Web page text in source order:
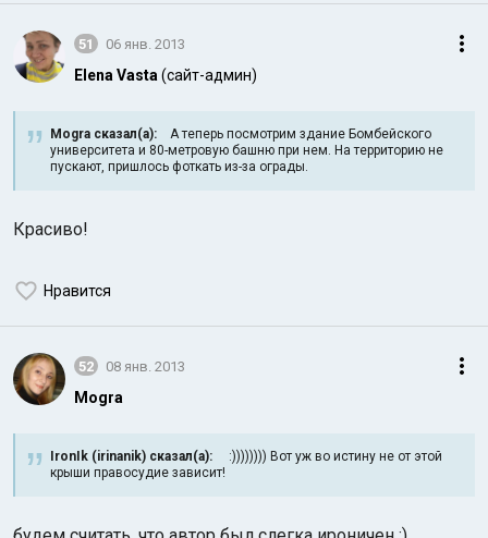
51 06 янв. 2013
Elena Vasta (сайт-админ)
Mogra сказал(а): А теперь посмотрим здание Бомбейского
университета и 80-метровую башню при нем. На территорию не
пускают, пришлось фоткать из-за ограды.
Красиво!
Нравится
52 08 янв. 2013
Mogra
IronIk (irinanik) сказал(а): :)))))))) Вот уж во истину не от этой
крыши правосудие зависит!